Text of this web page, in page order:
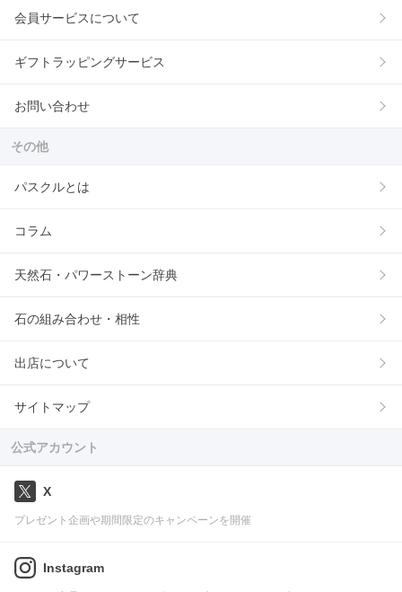
会員サービスについて
ギフトラッピングサービス
お問い合わせ
その他
パスクルとは
コラム
天然石・パワーストーン辞典
石の組み合わせ・相性
出店について
サイトマップ
公式アカウント
X
プレゼント企画や期間限定のキャンペーンを開催
Instagram